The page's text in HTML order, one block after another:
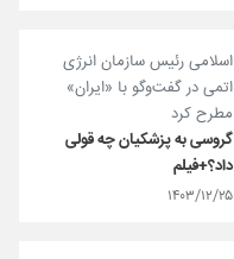
اسلامی رئیس سازمان انرژی
اتمی در گفت‌وگو با «ایران»
مطرح کرد
گروسی به پزشکیان چه قولی
داد؟+فیلم
۱۴۰۳/۱۲/۲۵